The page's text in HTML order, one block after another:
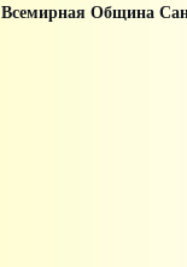
Всемирная Община